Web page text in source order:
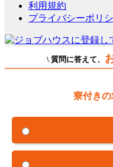
利用規約
プライバシーポリ
\ 質問に答えて、
寮付き